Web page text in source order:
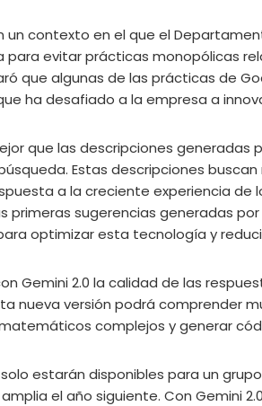
contexto en el que el
evitar prácticas monopólicas
que algunas de las prácticas de
ha desafiado a la empresa a
que las descripciones generadas
Estas descripciones
a la creciente experiencia de
primeras sugerencias generadas
optimizar esta tecnología y
Gemini 2.0 la calidad de las
nueva versión podrá comprender
complejos y generar
estarán disponibles para un
el año siguiente. Con Gemini